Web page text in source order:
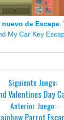
nuevo de Escape
My Car Key
Siguiente Juego:
Valentines Day
Anterior Juego:
Parrot